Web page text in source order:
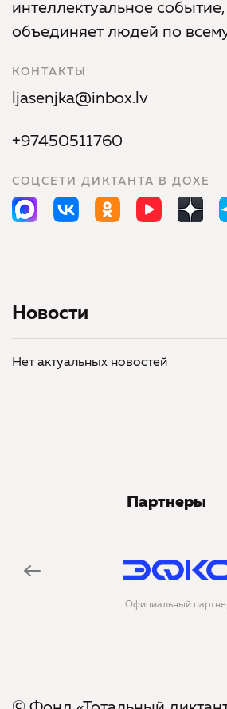
интеллектуальное
объединяет людей по
КОНТАКТЫ
ljasenjka@inbox.lv
+97450511760
СОЦСЕТИ ДИКТАНТА В ДОХЕ
Новости
Нет актуальных новостей
Партнеры
Официальный